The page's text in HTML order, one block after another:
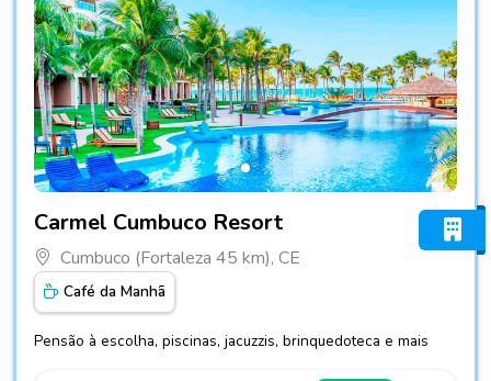
Carmel Cumbuco Resort
Cumbuco (Fortaleza 45 km), CE
Café da Manhã
Pensão à escolha, piscinas, jacuzzis, brinquedoteca e mais